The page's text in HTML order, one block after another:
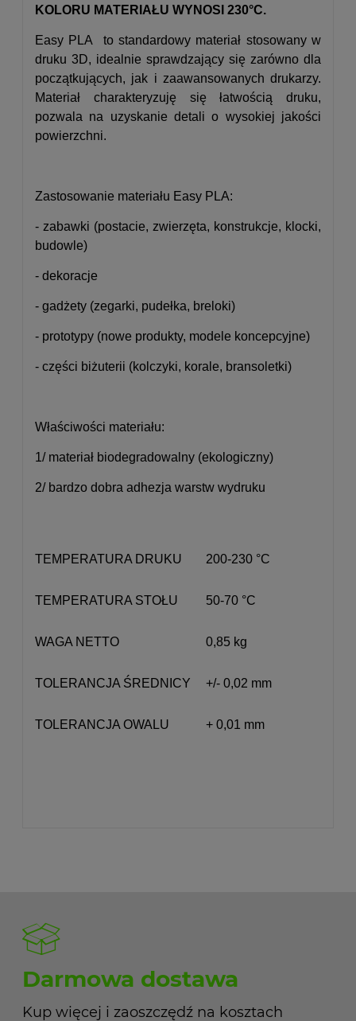
KOLORU MATERIAŁU WYNOSI 230°C.
Easy PLA to standardowy materiał stosowany w
druku 3D, idealnie sprawdzający się zarówno dla
początkujących, jak i zaawansowanych drukarzy.
Materiał charakteryzuję się łatwością druku,
pozwala na uzyskanie detali o wysokiej jakości
powierzchni.
Zastosowanie materiału Easy PLA:
- zabawki (postacie, zwierzęta, konstrukcje, klocki,
budowle)
- dekoracje
- gadżety (zegarki, pudełka, breloki)
- prototypy (nowe produkty, modele koncepcyjne)
- części biżuterii (kolczyki, korale, bransoletki)
Właściwości materiału:
1/ materiał biodegradowalny (ekologiczny)
2/ bardzo dobra adhezja warstw wydruku
TEMPERATURA DRUKU 200-230 °C
TEMPERATURA STOŁU 50-70 °C
WAGA NETTO 0,85 kg
TOLERANCJA ŚREDNICY +/- 0,02 mm
TOLERANCJA OWALU + 0,01 mm
Darmowa dostawa
Kup więcej i zaoszczędź na kosztach